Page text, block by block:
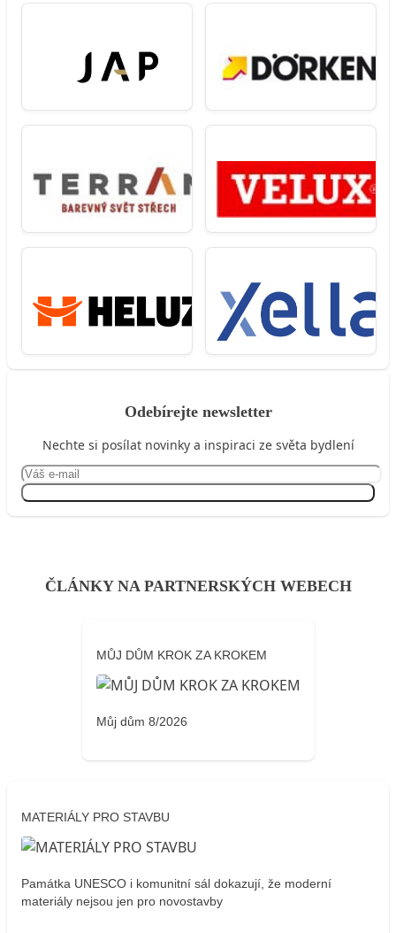
Odebírejte newsletter
Nechte si posílat novinky a inspiraci ze světa bydlení
ČLÁNKY NA PARTNERSKÝCH WEBECH
MŮJ DŮM KROK ZA KROKEM
Můj dům 8/2026
MATERIÁLY PRO STAVBU
Památka UNESCO i komunitní sál dokazují, že moderní
materiály nejsou jen pro novostavby